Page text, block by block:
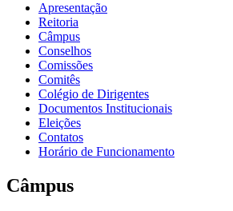
Apresentação
Reitoria
Câmpus
Conselhos
Comissões
Comitês
Colégio de Dirigentes
Documentos Institucionais
Eleições
Contatos
Horário de Funcionamento
Câmpus